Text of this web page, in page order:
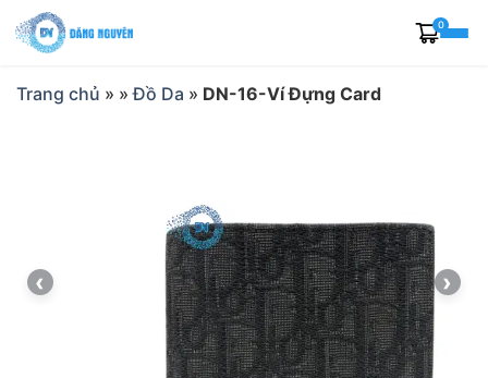
Skip
to
0
Trang chủ » »Đồ Da » DN-16-Ví Đựng Card
‹ ›